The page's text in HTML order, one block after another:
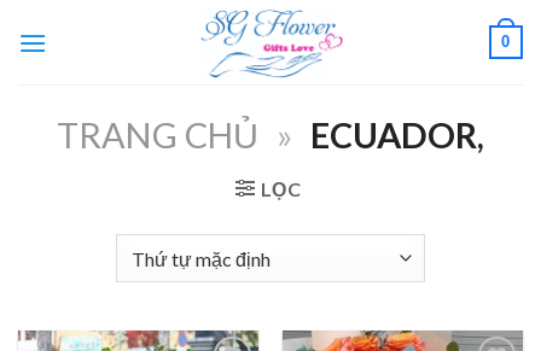
0
TRANG CHỦ » ECUADOR,
LỌC